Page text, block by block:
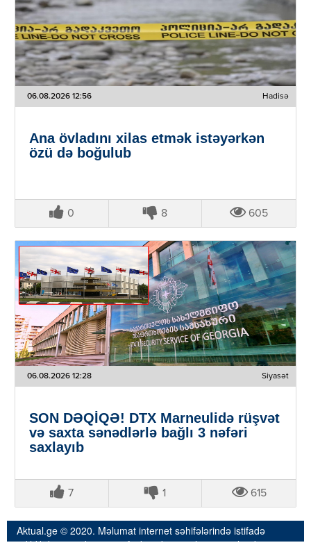
06.08.2026 12:56 Hadisə
Ana övladını xilas etmək istəyərkən
özü də boğulub
0 8 605
06.08.2026 12:28 Siyasət
SON DƏQİQƏ! DTX Marneulidə rüşvət
və saxta sənədlərlə bağlı 3 nəfəri
saxlayıb
7 1 615
Aktual.ge © 2020. Məlumat internet səhifələrində istifadə